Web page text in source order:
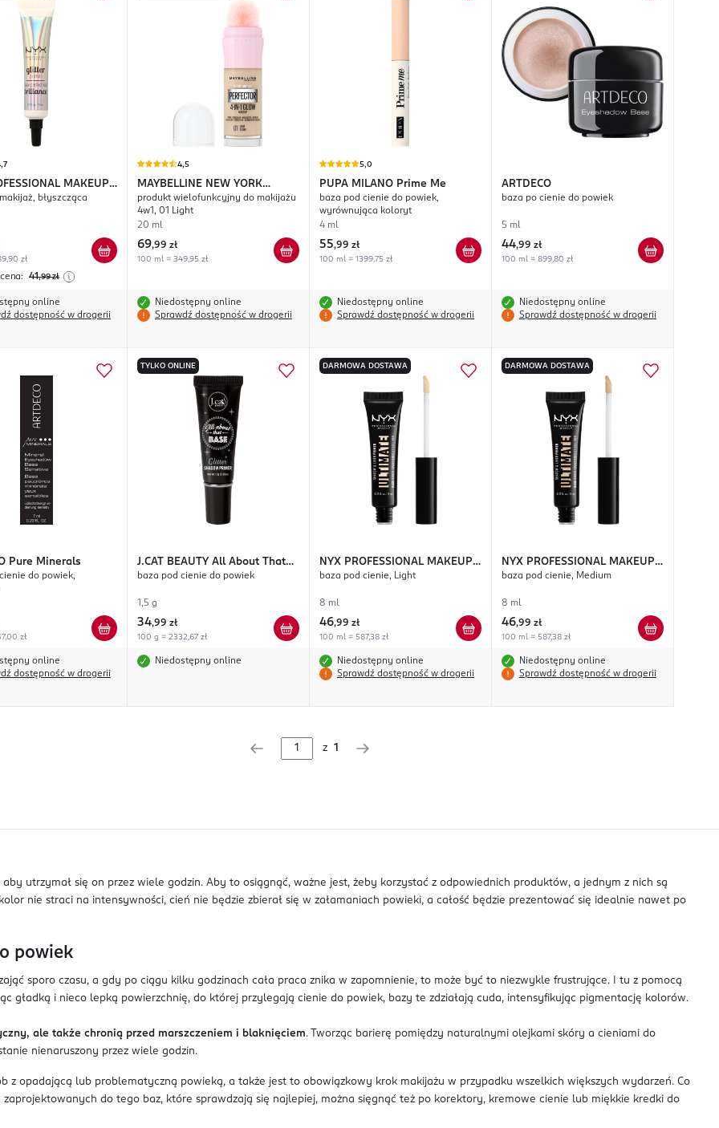
MAKEUP
błyszcząca
zł
41,99 zł
online
dostępność w drogerii
4,5
MAYBELLINE NEW YORK
Instant Perfector Glow
produkt wielofunkcyjny do makijażu
4w1, 01 Light
20 ml
69,99 zł
100 ml = 349,95 zł
Niedostępny online
Sprawdź dostępność w drogerii
5,0
PUPA MILANO Prime Me
baza pod cienie do powiek,
wyrównująca koloryt
4 ml
55,99 zł
100 ml = 1399,75 zł
Niedostępny online
Sprawdź dostępność w drogerii
ARTDECO
baza po cienie do powiek
5 ml
44,99 zł
100 ml = 899,80 zł
Niedostępny online
Sprawdź dostępność w drogerii
Pure Minerals
do powiek,
zł
online
dostępność w drogerii
TYLKO ONLINE
J.CAT BEAUTY All About That
Base Glitter
baza pod cienie do powiek
1,5 g
34,99 zł
100 g = 2332,67 zł
Niedostępny online
DARMOWA DOSTAWA
NYX PROFESSIONAL MAKEUP
Ultimate
baza pod cienie, Light
8 ml
46,99 zł
100 ml = 587,38 zł
Niedostępny online
Sprawdź dostępność w drogerii
DARMOWA DOSTAWA
NYX PROFESSIONAL MAKEUP
Ultimate
baza pod cienie, Medium
8 ml
46,99 zł
100 ml = 587,38 zł
Niedostępny online
Sprawdź dostępność w drogerii
z 1
aby utrzymał się on przez wiele godzin. Aby to osiągnąć, ważne jest, żeby korzystać z odpowiednich produktów, a jednym z nich są
nie straci na intensywności, cień nie będzie zbierał się w załamaniach powieki, a całość będzie prezentować się idealnie nawet po
powiek
sporo czasu, a gdy po ciągu kilku godzinach cała praca znika w zapomnienie, to może być to niezwykle frustrujące. I tu z pomocą
gładką i nieco lepką powierzchnię, do której przylegają cienie do powiek, bazy te zdziałają cuda, intensyfikując pigmentację kolorów.
ale także chronią przed marszczeniem i blaknięciem. Tworząc barierę pomiędzy naturalnymi olejkami skóry a cieniami do
nienaruszony przez wiele godzin.
z opadającą lub problematyczną powieką, a także jest to obowiązkowy krok makijażu w przypadku wszelkich większych wydarzeń. Co
do tego baz, które sprawdzają się najlepiej, można sięgnąć też po korektory, kremowe cienie lub miękkie kredki do